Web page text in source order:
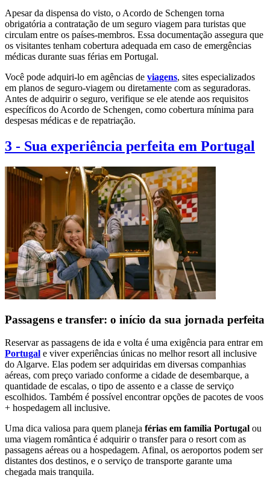
Apesar da dispensa do visto, o Acordo de Schengen torna
obrigatória a contratação de um seguro viagem para turistas que
circulam entre os países-membros. Essa documentação assegura que
os visitantes tenham cobertura adequada em caso de emergências
médicas durante suas férias em Portugal.
Você pode adquiri-lo em agências de viagens, sites especializados
em planos de seguro-viagem ou diretamente com as seguradoras.
Antes de adquirir o seguro, verifique se ele atende aos requisitos
específicos do Acordo de Schengen, como cobertura mínima para
despesas médicas e de repatriação.
3 - Sua experiência perfeita em Portugal
Passagens e transfer: o início da sua jornada perfeita
Reservar as passagens de ida e volta é uma exigência para entrar em
Portugal e viver experiências únicas no melhor resort all inclusive
do Algarve. Elas podem ser adquiridas em diversas companhias
aéreas, com preço variado conforme a cidade de desembarque, a
quantidade de escalas, o tipo de assento e a classe de serviço
escolhidos. Também é possível encontrar opções de pacotes de voos
+ hospedagem all inclusive.
Uma dica valiosa para quem planeja férias em família Portugal ou
uma viagem romântica é adquirir o transfer para o resort com as
passagens aéreas ou a hospedagem. Afinal, os aeroportos podem ser
distantes dos destinos, e o serviço de transporte garante uma
chegada mais tranquila.